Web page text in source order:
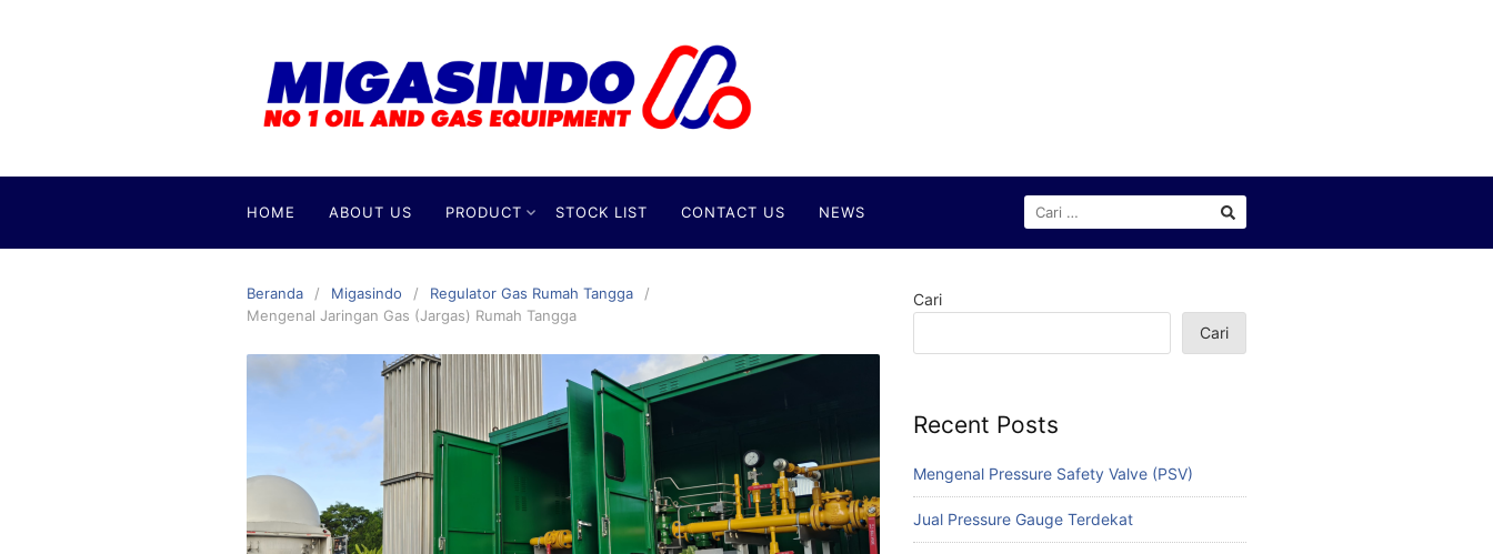
HOME ABOUT US PRODUCT STOCK LIST CONTACT US NEWS
CARI
UNTUK:
Beranda Migasindo
Regulator Gas Rumah Tangga
Mengenal Jaringan Gas (Jargas) Rumah Tangga
Cari
Cari
Recent Posts
Mengenal Pressure Safety Valve (PSV)
Jual Pressure Gauge Terdekat